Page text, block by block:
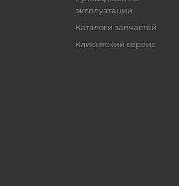
эксплуатации
Каталоги запчастей
Клиентский сервис